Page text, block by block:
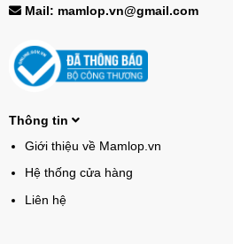
Mail: mamlop.vn@gmail.com
Thông tin
Giới thiệu về Mamlop.vn
Hệ thống cửa hàng
Liên hệ